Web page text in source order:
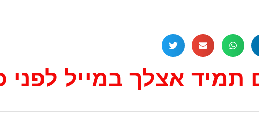
אצלך במייל לפני